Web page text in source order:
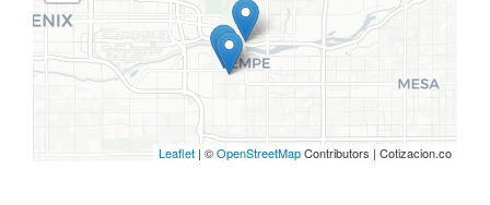
Leaflet | ©OpenStreetMapContributors | Cotizacion.co